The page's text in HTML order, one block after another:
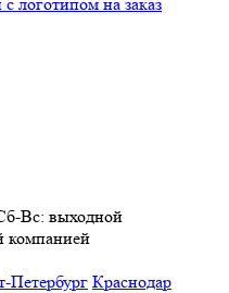
Вс: выходной
компанией
Петербург Краснодар